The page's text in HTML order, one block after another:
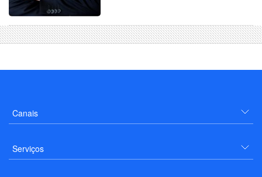
Canais
Serviços